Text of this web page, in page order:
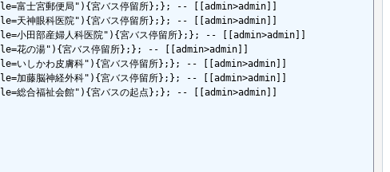
士宮郵便局"){宮バス停留所};}; -- [[admin>admin]]
神眼科医院"){宮バス停留所};}; -- [[admin>admin]]
部産婦人科医院"){宮バス停留所};}; -- [[admin>admin]]
の湯"){宮バス停留所};}; -- [[admin>admin]]
しかわ皮膚科"){宮バス停留所};}; -- [[admin>admin]]
藤脳神経外科"){宮バス停留所};}; -- [[admin>admin]]
合福祉会館"){宮バスの起点};}; -- [[admin>admin]]